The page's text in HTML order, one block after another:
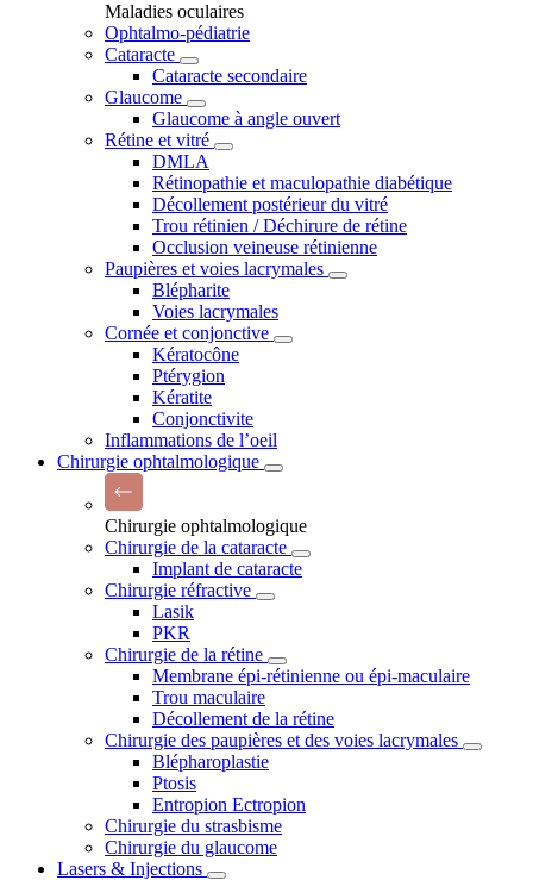
Maladies oculaires
Ophtalmo-pédiatrie
Cataracte
Cataracte secondaire
Glaucome
Glaucome à angle ouvert
Rétine et vitré
DMLA
Rétinopathie et maculopathie diabétique
Décollement postérieur du vitré
Trou rétinien / Déchirure de rétine
Occlusion veineuse rétinienne
Paupières et voies lacrymales
Blépharite
Voies lacrymales
Cornée et conjonctive
Kératocône
Ptérygion
Kératite
Conjonctivite
Inflammations de l’oeil
Chirurgie ophtalmologique
Chirurgie ophtalmologique
Chirurgie de la cataracte
Implant de cataracte
Chirurgie réfractive
Lasik
PKR
Chirurgie de la rétine
Membrane épi-rétinienne ou épi-maculaire
Trou maculaire
Décollement de la rétine
Chirurgie des paupières et des voies lacrymales
Blépharoplastie
Ptosis
Entropion Ectropion
Chirurgie du strasbisme
Chirurgie du glaucome
Lasers & Injections